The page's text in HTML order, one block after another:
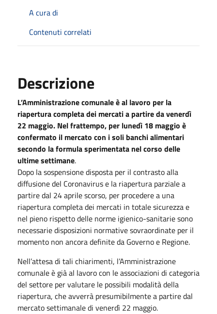
A cura di
Contenuti correlati
Descrizione
L’Amministrazione comunale è al lavoro per la
riapertura completa dei mercati a partire da venerdì
22 maggio. Nel frattempo, per lunedì 18 maggio è
confermato il mercato con i soli banchi alimentari
secondo la formula sperimentata nel corso delle
ultime settimane.
Dopo la sospensione disposta per il contrasto alla
diffusione del Coronavirus e la riapertura parziale a
partire dal 24 aprile scorso, per procedere a una
riapertura completa dei mercati in totale sicurezza e
nel pieno rispetto delle norme igienico-sanitarie sono
necessarie disposizioni normative sovraordinate per il
momento non ancora definite da Governo e Regione.
Nell’attesa di tali chiarimenti, l’Amministrazione
comunale è già al lavoro con le associazioni di categoria
del settore per valutare le possibili modalità della
riapertura, che avverrà presumibilmente a partire dal
mercato settimanale di venerdì 22 maggio.